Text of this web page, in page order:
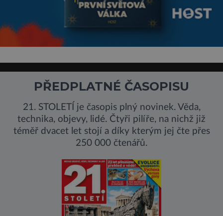
PŘEDPLATNÉ ČASOPISU
21. STOLETÍ je časopis plný novinek. Věda,
technika, objevy, lidé. Čtyři pilíře, na nichž již
téměř dvacet let stojí a díky kterým jej čte přes
250 000 čtenářů.